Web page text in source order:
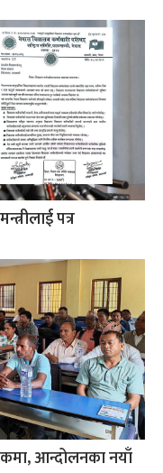
पत्र
आन्दोलनका नयाँ